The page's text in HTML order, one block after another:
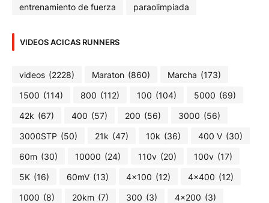
entrenamiento de fuerza
paraolimpiada
VIDEOS ACICAS RUNNERS
videos (2228) Maraton (860) Marcha (173)
1500 (114) 800 (112) 100 (104) 5000 (69)
42k (67) 400 (57) 200 (56) 3000 (56)
3000STP (50) 21k (47) 10k (36) 400 V (30)
60m (30) 10000 (24) 110v (20) 100v (17)
5K (16) 60mV (13) 4x100 (12) 4x400 (12)
1000 (8) 20km (7) 300 (3) 4x200 (3)